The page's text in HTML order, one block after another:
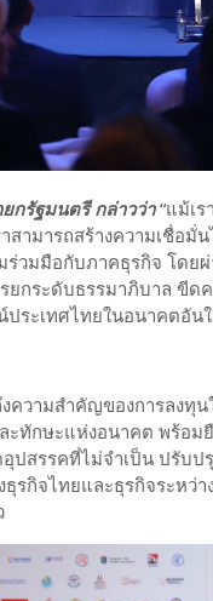
กรัฐมนตรี กล่าวว่า“แม้เร
สามารถสร้างความเชื่อมั่
วมมือกับภาคธุรกิจ โดย
ยกระดับธรรมาภิบาล ขี
ระเทศไทยในอนาคตอันใ
ความสำคัญของการลงทุ
ะทักษะแห่งอนาคต พร้อม
อุปสรรคที่ไม่จำเป็น ปรับ
รกิจไทยและธุรกิจระหว่า